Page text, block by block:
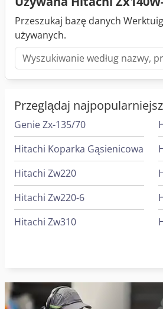
Przeszukaj bazę danych
używanych.
Przeglądaj
Genie Zx-135/70
Hitachi Koparka Gąsienicowa
Hitachi Zw220
Hitachi Zw220-6
Hitachi Zw310
Hitachi Zw95-6